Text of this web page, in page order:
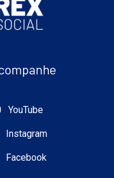
YouTube
Instagram
Facebook